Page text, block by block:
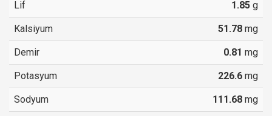
Lif 1.85 g
Kalsiyum 51.78 mg
Demir 0.81 mg
Potasyum 226.6 mg
Sodyum 111.68 mg